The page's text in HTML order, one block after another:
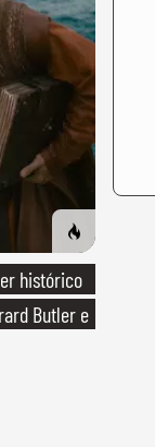
histórico
Butler e